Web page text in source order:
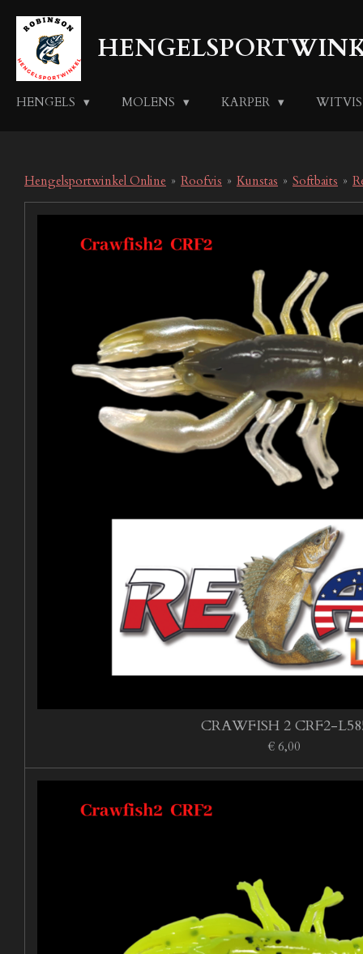
Ga
direct
de
HENGELS MOLENS KARPER
Hengelsportwinkel Online » Roofvis » Kunstas » Softbaits »
CRAWFISH 2 CRF2-
€ 6,00